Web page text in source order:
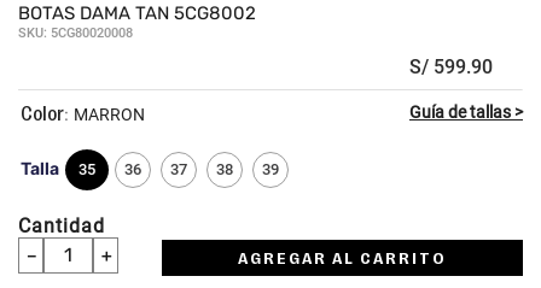
BOTAS DAMA TAN 5CG8002
SKU: 5CG80020008
S/ 599.90
Talla 35 36 37 38 39
: MARRON
Cantidad
＋
－ AGREGAR AL CARRITO